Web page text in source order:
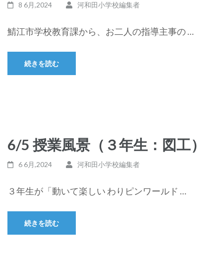
8 6月,2024 河和田小学校編集者
鯖江市学校教育課から、お二人の指導主事の …
続きを読む
6/5 授業風景（３年生：図工）
6 6月,2024 河和田小学校編集者
３年生が「動いて楽しい わりピンワールド …
続きを読む